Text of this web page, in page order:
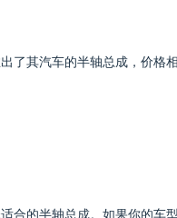
其汽车的半轴总成，价格
合的半轴总成。如果你的车